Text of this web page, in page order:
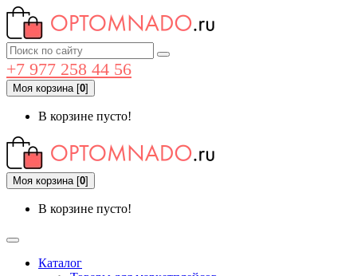
+7 977 258 44 56
Моя корзина[0]
В корзине пусто!
Моя корзина[0]
В корзине пусто!
Каталог